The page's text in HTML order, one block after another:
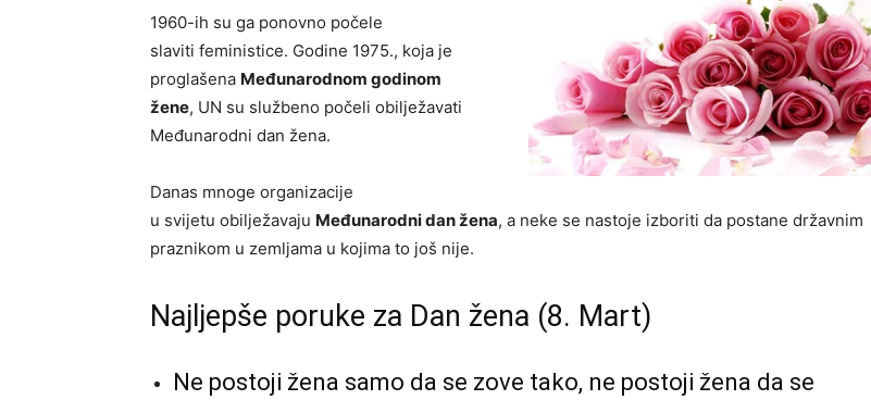
1960-ih su ga ponovno počele
slaviti feministice. Godine 1975., koja je
proglašena Međunarodnom godinom
žene, UN su službeno počeli obilježavati
Međunarodni dan žena.
Danas mnoge organizacije
u svijetu obilježavaju Međunarodni dan žena, a neke se nastoje izboriti da postane državnim
praznikom u zemljama u kojima to još nije.
Najljepše poruke za Dan žena (8. Mart)
Ne postoji žena samo da se zove tako, ne postoji žena da se